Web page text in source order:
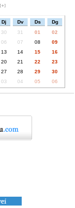
Dj Dv Ds
Dg
30 31 01
02
06 07 08
09
13 14 15
16
20 21 22
23
27 28 29
30
03 04 05 06